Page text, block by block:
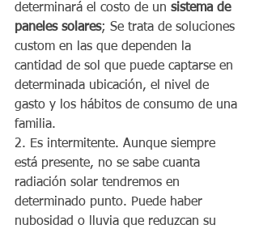
determinará el costo de un sistema de
paneles solares; Se trata de soluciones
custom en las que dependen la
cantidad de sol que puede captarse en
determinada ubicación, el nivel de
gasto y los hábitos de consumo de una
familia.
2. Es intermitente. Aunque siempre
está presente, no se sabe cuanta
radiación solar tendremos en
determinado punto. Puede haber
nubosidad o lluvia que reduzcan su